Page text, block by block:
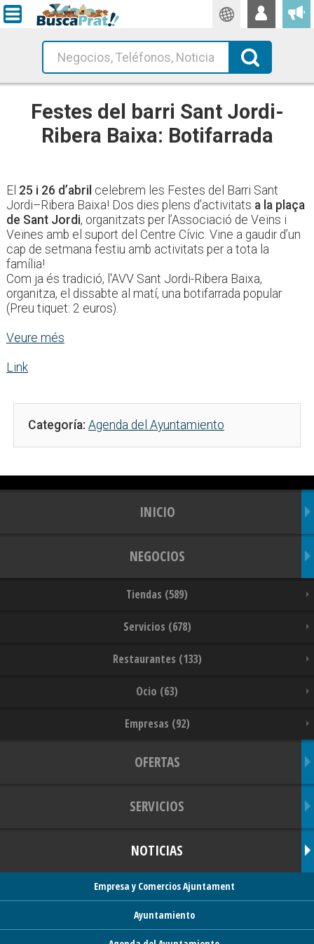
Traductor
Busca!
Festes del barri Sant Jordi-
Ribera Baixa: Botifarrada
El 25 i 26 d’abril celebrem les Festes del Barri Sant
Jordi–Ribera Baixa! Dos dies plens d’activitats a la plaça
de Sant Jordi, organitzats per l’Associació de Veïns i
Veïnes amb el suport del Centre Cívic. Vine a gaudir d’un
cap de setmana festiu amb activitats per a tota la
família!
Com ja és tradició, l'AVV Sant Jordi-Ribera Baixa,
organitza, el dissabte al matí, una botifarrada popular
(Preu tiquet: 2 euros).
Veure més
Link
Categoría: Agenda del Ayuntamiento
INICIO
NEGOCIOS
Tiendas (589)
Servicios (678)
Restaurantes (133)
Ocio (63)
Empresas (92)
OFERTAS
SERVICIOS
NOTICIAS
Empresa y Comercios Ajuntament
Ayuntamiento